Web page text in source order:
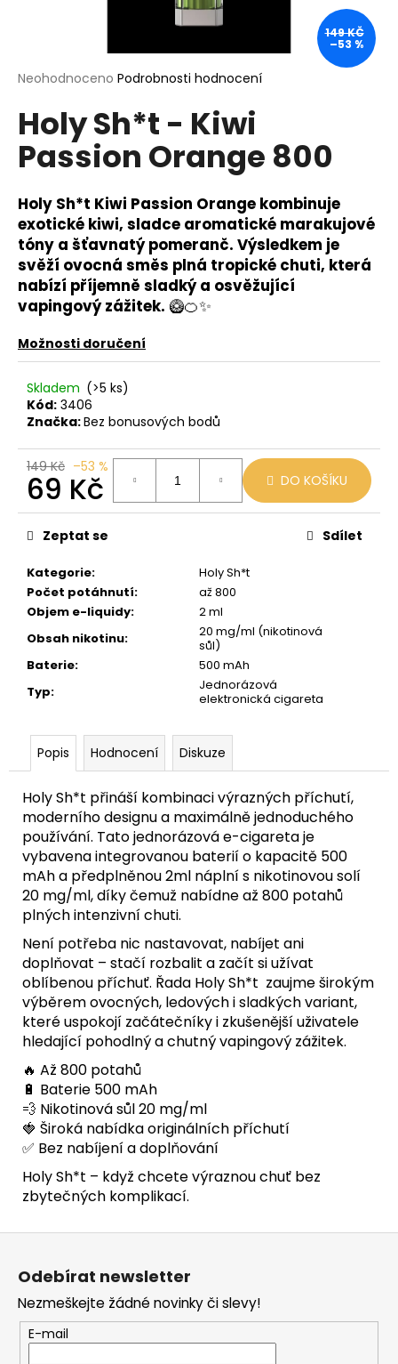
Průměrné
produktu
je
0,0
hvězdiček.
Neohodnoceno Podrobnosti hodnocení
Holy Sh*t - Kiwi
Passion Orange 800
Holy Sh*t Kiwi Passion Orange kombinuje
exotické kiwi, sladce aromatické marakujové
tóny a šťavnatý pomeranč. Výsledkem je
svěží ovocná směs plná tropické chuti, která
nabízí příjemně sladký a osvěžující
vapingový zážitek. 🥝🍊✨
Možnosti doručení
Skladem (>5 ks)
Kód: 3406
Značka:Bez bonusových bodů
149 Kč –53 %
69 Kč
Měrná
cena:
DO KOŠÍKU
Kategorie:
Holy Sh*t
Počet potáhnutí:
až 800
Objem e-liquidy:
2 ml
Obsah nikotinu:
20 mg/ml (nikotinová
sůl)
Baterie:
500 mAh
Typ:
Jednorázová
elektronická cigareta
Zeptat se Sdílet
149 KČ
–53 %
Popis Hodnocení Diskuze
Holy Sh*t přináší kombinaci výrazných příchutí,
moderního designu a maximálně jednoduchého
používání. Tato jednorázová e-cigareta je
vybavena integrovanou baterií o kapacitě 500
mAh a předplněnou 2ml náplní s nikotinovou solí
20 mg/ml, díky čemuž nabídne až 800 potahů
plných intenzivní chuti.
Není potřeba nic nastavovat, nabíjet ani
doplňovat – stačí rozbalit a začít si užívat
oblíbenou příchuť. Řada Holy Sh*t zaujme širokým
výběrem ovocných, ledových i sladkých variant,
které uspokojí začátečníky i zkušenější uživatele
hledající pohodlný a chutný vapingový zážitek.
🔥 Až 800 potahů
🔋 Baterie 500 mAh
💨 Nikotinová sůl 20 mg/ml
🍓 Široká nabídka originálních příchutí
✅ Bez nabíjení a doplňování
Holy Sh*t – když chcete výraznou chuť bez
zbytečných komplikací.
í
t
?
HLEDAT
D
o
o
r
u
č
u
e
m
BABOON
BLACK
BERG
800
59
Původně:
Z
Odebírat newsletter
Nezmeškejte žádné novinky či slevy!
E-mail